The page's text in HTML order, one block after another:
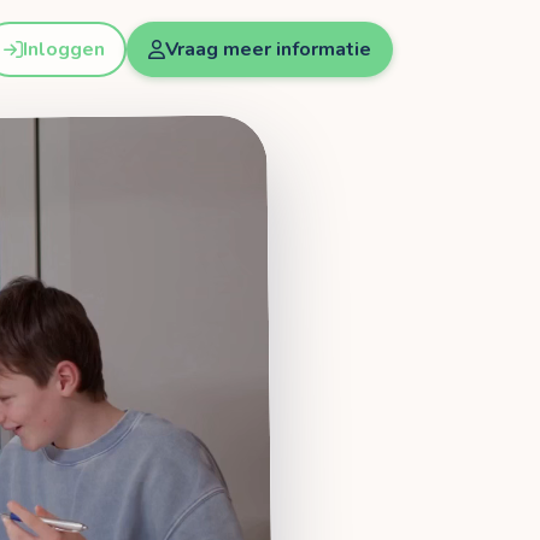
Inloggen Vraag meer informatie